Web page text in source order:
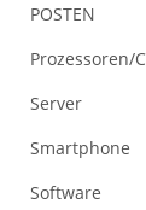
POSTEN
Prozessoren/
Server
Smartphone
Software